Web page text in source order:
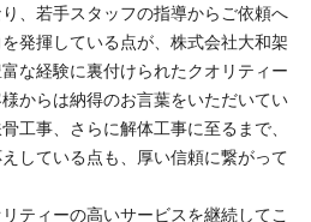
、若手スタッフの指導からご依頼へ
発揮している点が、株式会社大和架
な経験に裏付けられたクオリティー
からは納得のお言葉をいただいてい
工事、さらに解体工事に至るまで、
している点も、厚い信頼に繋がって
ティーの高いサービスを継続してこ